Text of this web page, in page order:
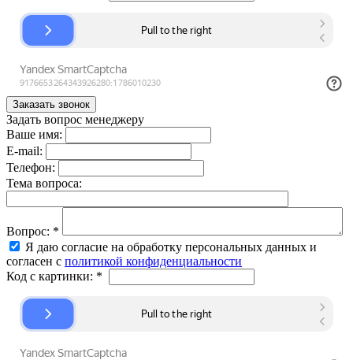
Задать вопрос менеджеру
Ваше имя:
E-mail:
Телефон:
Тема вопроса:
Вопрос: *
Я даю согласие на обработку персональных данных и
согласен с политикой конфиденциальности
Код с картинки: *